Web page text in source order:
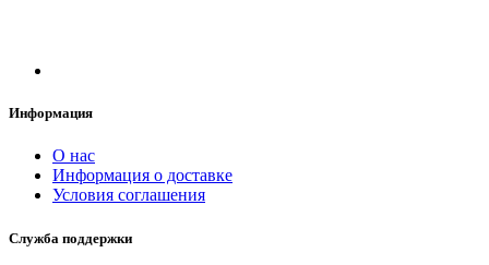
Информация
О нас
Информация о доставке
Условия соглашения
Служба поддержки